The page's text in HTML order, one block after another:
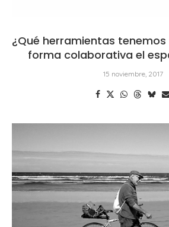
¿Qué herramientas
forma colaborativa el
15 noviembre, 2017